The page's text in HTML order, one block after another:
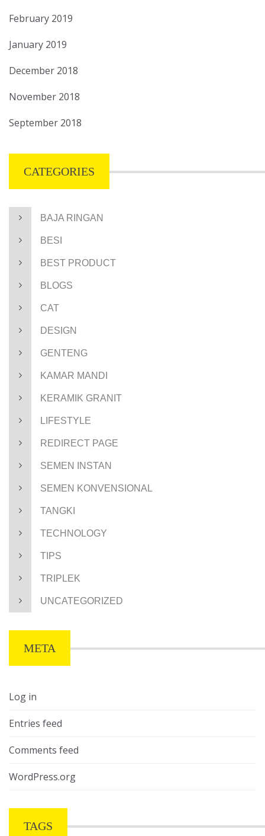
February 2019
January 2019
December 2018
November 2018
September 2018
CATEGORIES
BAJA RINGAN
BESI
BEST PRODUCT
BLOGS
CAT
DESIGN
GENTENG
KAMAR MANDI
KERAMIK GRANIT
LIFESTYLE
REDIRECT PAGE
SEMEN INSTAN
SEMEN KONVENSIONAL
TANGKI
TECHNOLOGY
TIPS
TRIPLEK
UNCATEGORIZED
META
Log in
Entries feed
Comments feed
WordPress.org
TAGS